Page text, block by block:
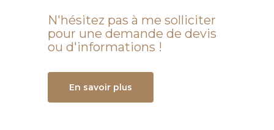
N'hésitez pas à me solliciter
pour une demande de devis
ou d'informations !
En savoir plus